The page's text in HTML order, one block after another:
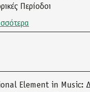
Περίοδοι
Element in Music: